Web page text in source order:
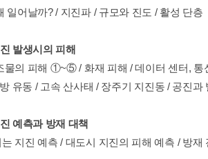
일어날까? / 지진파 / 규모와 진도 / 활성 단층
발생시의 피해
물의 피해 ①~⑤ / 화재 피해 / 데이터 센터, 통
유동 / 고속 산사태 / 장주기 지진동 / 공진과
예측과 방재 대책
지진 예측 / 대도시 지진의 피해 예측 / 방재